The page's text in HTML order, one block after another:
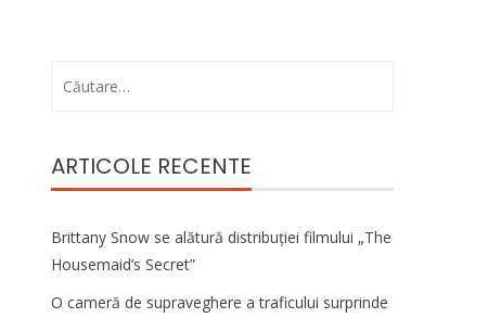
ARTICOLE RECENTE
Brittany Snow se alătură distribuției filmului „The
Housemaid’s Secret”
O cameră de supraveghere a traficului surprinde